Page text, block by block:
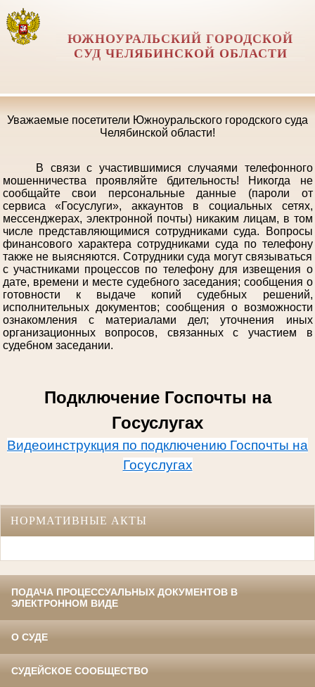
ЮЖНОУРАЛЬСКИЙ ГОРОДСКОЙ
СУД ЧЕЛЯБИНСКОЙ ОБЛАСТИ
Уважаемые посетители Южноуральского городского суда
Челябинской области!
В связи с участившимися случаями телефонного
мошенничества проявляйте бдительность! Никогда не
сообщайте свои персональные данные (пароли от
сервиса «Госуслуги», аккаунтов в социальных сетях,
мессенджерах, электронной почты) никаким лицам, в том
числе представляющимися сотрудниками суда. Вопросы
финансового характера сотрудниками суда по телефону
также не выясняются. Сотрудники суда могут связываться
с участниками процессов по телефону для извещения о
дате, времени и месте судебного заседания; сообщения о
готовности к выдаче копий судебных решений,
исполнительных документов; сообщения о возможности
ознакомления с материалами дел; уточнения иных
организационных вопросов, связанных с участием в
судебном заседании.
Подключение Госпочты на
Госуслугах
Видеоинструкция по подключению Госпочты на
Госуслугах
НОРМАТИВНЫЕ АКТЫ
ПОДАЧА ПРОЦЕССУАЛЬНЫХ ДОКУМЕНТОВ В
ЭЛЕКТРОННОМ ВИДЕ
О СУДЕ
СУДЕЙСКОЕ СООБЩЕСТВО